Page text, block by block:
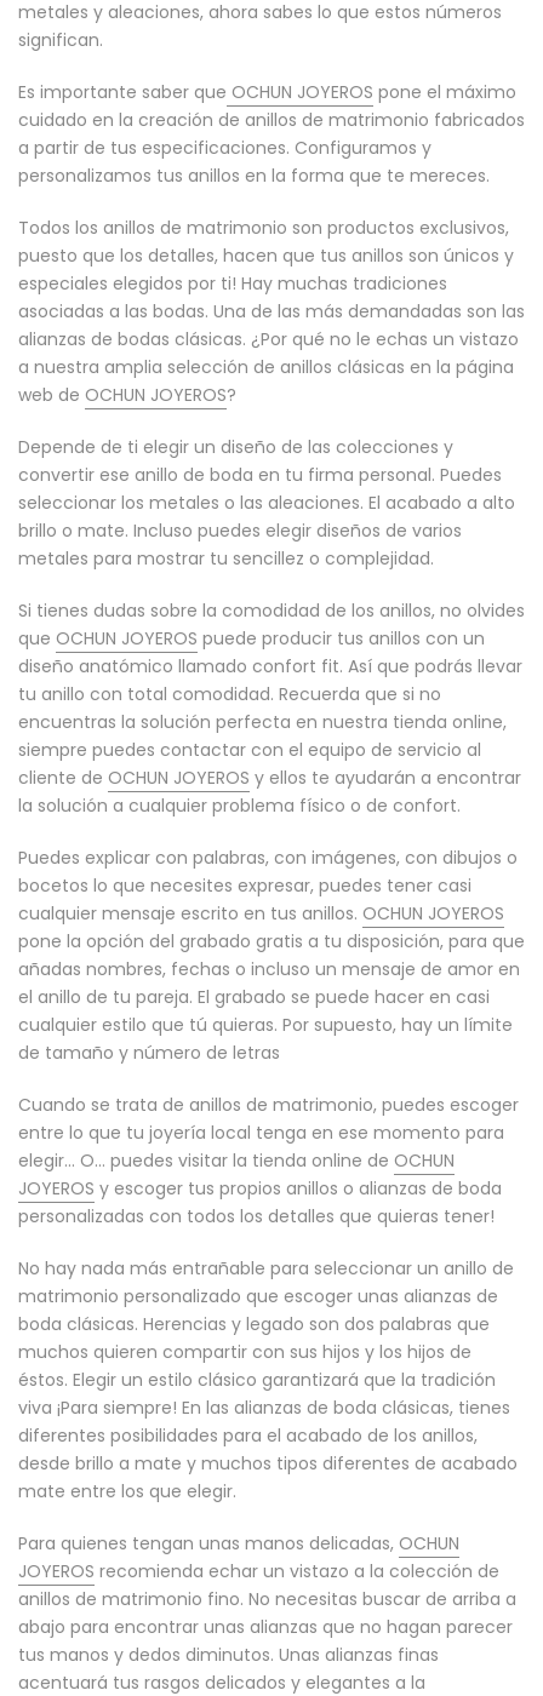
metales y aleaciones, ahora sabes lo que estos números
significan.
Es importante saber que OCHUN JOYEROS pone el máximo
cuidado en la creación de anillos de matrimonio fabricados
a partir de tus especificaciones. Configuramos y
personalizamos tus anillos en la forma que te mereces.
Todos los anillos de matrimonio son productos exclusivos,
puesto que los detalles, hacen que tus anillos son únicos y
especiales elegidos por ti! Hay muchas tradiciones
asociadas a las bodas. Una de las más demandadas son las
alianzas de bodas clásicas. ¿Por qué no le echas un vistazo
a nuestra amplia selección de anillos clásicas en la página
web de OCHUN JOYEROS?
Depende de ti elegir un diseño de las colecciones y
convertir ese anillo de boda en tu firma personal. Puedes
seleccionar los metales o las aleaciones. El acabado a alto
brillo o mate. Incluso puedes elegir diseños de varios
metales para mostrar tu sencillez o complejidad.
Si tienes dudas sobre la comodidad de los anillos, no olvides
que OCHUN JOYEROS puede producir tus anillos con un
diseño anatómico llamado confort fit. Así que podrás llevar
tu anillo con total comodidad. Recuerda que si no
encuentras la solución perfecta en nuestra tienda online,
siempre puedes contactar con el equipo de servicio al
cliente de OCHUN JOYEROS y ellos te ayudarán a encontrar
la solución a cualquier problema físico o de confort.
Puedes explicar con palabras, con imágenes, con dibujos o
bocetos lo que necesites expresar, puedes tener casi
cualquier mensaje escrito en tus anillos. OCHUN JOYEROS
pone la opción del grabado gratis a tu disposición, para que
añadas nombres, fechas o incluso un mensaje de amor en
el anillo de tu pareja. El grabado se puede hacer en casi
cualquier estilo que tú quieras. Por supuesto, hay un límite
de tamaño y número de letras
Cuando se trata de anillos de matrimonio, puedes escoger
entre lo que tu joyería local tenga en ese momento para
elegir... O... puedes visitar la tienda online de OCHUN
JOYEROS y escoger tus propios anillos o alianzas de boda
personalizadas con todos los detalles que quieras tener!
No hay nada más entrañable para seleccionar un anillo de
matrimonio personalizado que escoger unas alianzas de
boda clásicas. Herencias y legado son dos palabras que
muchos quieren compartir con sus hijos y los hijos de
éstos. Elegir un estilo clásico garantizará que la tradición
viva ¡Para siempre! En las alianzas de boda clásicas, tienes
diferentes posibilidades para el acabado de los anillos,
desde brillo a mate y muchos tipos diferentes de acabado
mate entre los que elegir.
Para quienes tengan unas manos delicadas, OCHUN
JOYEROS recomienda echar un vistazo a la colección de
anillos de matrimonio fino. No necesitas buscar de arriba a
abajo para encontrar unas alianzas que no hagan parecer
tus manos y dedos diminutos. Unas alianzas finas
acentuará tus rasgos delicados y elegantes a la